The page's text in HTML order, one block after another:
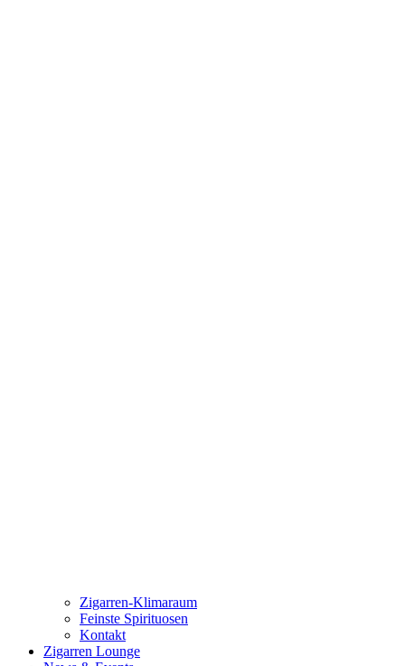
Zigarren-Klimaraum
Feinste Spirituosen
Kontakt
Zigarren Lounge